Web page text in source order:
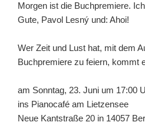
Morgen ist die Buchpremiere.
Gute, Pavol Lesný und: Ahoi!
Wer Zeit und Lust hat, mit dem
Buchpremiere zu feiern, kommt
am Sonntag, 23. Juni um 17:00
ins Pianocafé am Lietzensee
Neue Kantstraße 20 in 14057